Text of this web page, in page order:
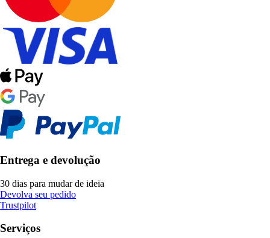
Entrega e devolução
30 dias para mudar de ideia
Devolva seu pedido
Trustpilot
Serviços